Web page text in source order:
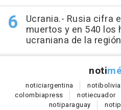
Ucrania.- Rusia cifra
muertos y en 540 los
ucraniana de la
noti
noticiargentina notibolivia
colombiapress notiecuador
notiparaguay noti